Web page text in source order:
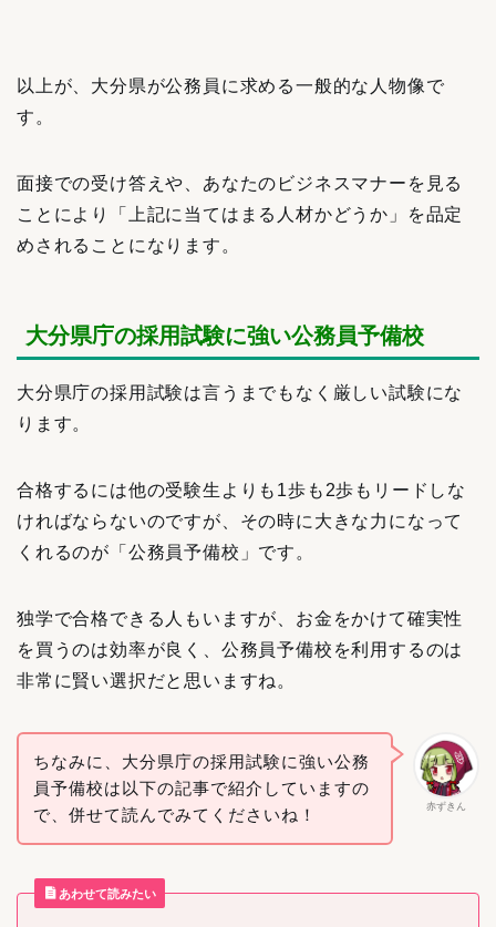
以上が、大分県が公務員に求める一般的な人物像で
す。
面接での受け答えや、あなたのビジネスマナーを見る
ことにより「上記に当てはまる人材かどうか」を品定
めされることになります。
大分県庁の採用試験に強い公務員予備校
大分県庁の採用試験は言うまでもなく厳しい試験にな
ります。
合格するには他の受験生よりも1歩も2歩もリードしな
ければならないのですが、その時に大きな力になって
くれるのが「公務員予備校」です。
独学で合格できる人もいますが、お金をかけて確実性
を買うのは効率が良く、公務員予備校を利用するのは
非常に賢い選択だと思いますね。
赤ずきん
ちなみに、大分県庁の採用試験に強い公務
員予備校は以下の記事で紹介していますの
で、併せて読んでみてくださいね！
あわせて読みたい